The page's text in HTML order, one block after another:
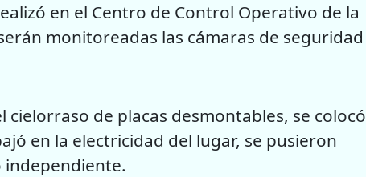
en el Centro de Control Operativo de la
monitoreadas las cámaras de seguridad
de placas desmontables, se colocó
en la electricidad del lugar, se pusieron
independiente.